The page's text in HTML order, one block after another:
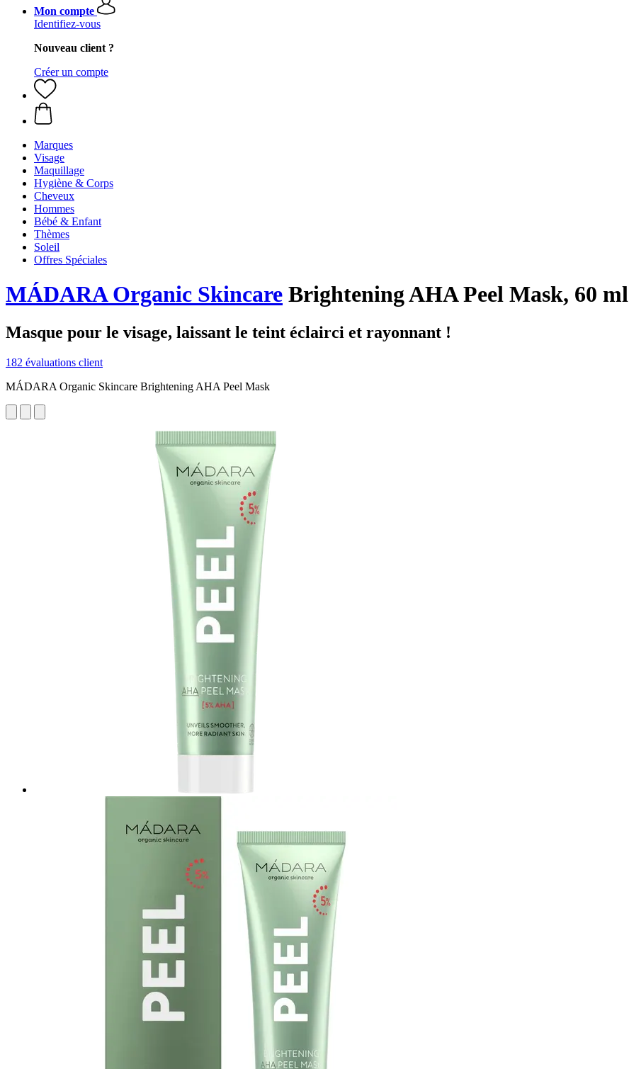
Mon compte
Identifiez-vous
Nouveau client ?
Créer un compte
Marques
Visage
Maquillage
Hygiène & Corps
Cheveux
Hommes
Bébé & Enfant
Thèmes
Soleil
Offres Spéciales
MÁDARA Organic Skincare Brightening AHA Peel Mask, 60 ml
Masque pour le visage, laissant le teint éclairci et rayonnant !
182 évaluations client
MÁDARA Organic Skincare Brightening AHA Peel Mask